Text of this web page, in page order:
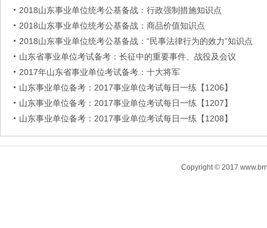
2018山东事业单位统考公基备战：行政强制措施知识点
2018山东事业单位统考公基备战：商品价值知识点
2018山东事业单位统考公基备战：“民事法律行为的效力”知识点
山东省事业单位考试备考：长征中的重要事件、战役及会议
2017年山东省事业单位考试备考：十大将军
山东事业单位备考：2017事业单位考试每日一练【1206】
山东事业单位备考：2017事业单位考试每日一练【1207】
山东事业单位备考：2017事业单位考试每日一练【1208】
Copyright © 2017